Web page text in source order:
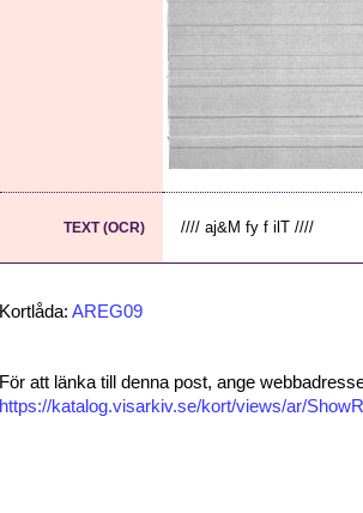
TEXT (OCR) //// aj&M fy f ilT ////
Kortlåda: AREG09
För att länka till denna post, ange
https://katalog.visarkiv.se/kort/views/ar/